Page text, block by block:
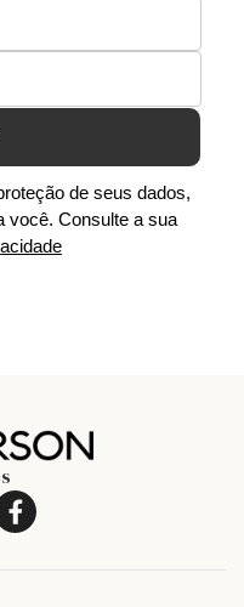
de seus dados,
você. Consulte a sua